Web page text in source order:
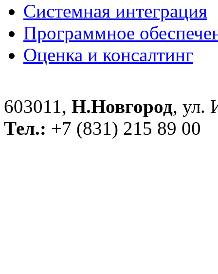
Системная интеграция
Программное
Оценка и консалтинг
603011, Н.Новгород, ул.
Тел.: +7 (831) 215 89 00